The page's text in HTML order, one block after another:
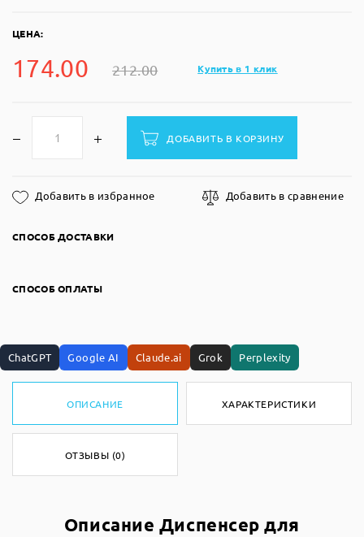
ЦЕНА:
174.00 212.00 Купить в 1 клик
ДОБАВИТЬ В КОРЗИНУ
Добавить в избранное Добавить в сравнение
СПОСОБ ДОСТАВКИ
СПОСОБ ОПЛАТЫ
ChatGPT Google AI Claude.ai Grok Perplexity
ОПИСАНИЕ ХАРАКТЕРИСТИКИ
ОТЗЫВЫ (0)
Описание Диспенсер для